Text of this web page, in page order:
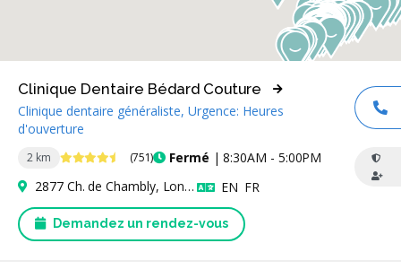
2 km 4.6 étoiles (751) Fermé | 8:30AM - 5:00PM
Clinique Dentaire Bédard Couture
Clinique dentaire généraliste, Urgence: Heures
d'ouverture
Demandez un rendez-vous
2877 Ch. de Chambly, Longueuil, QC J4L 1M8, Canada EN Anglais
FR